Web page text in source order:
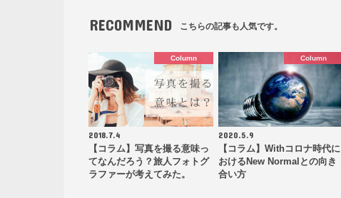
RECOMMEND こちらの記事も人気です。
Column
2018.7.4
【コラム】写真を撮る意味っ
てなんだろう？旅人フォトグ
ラファーが考えてみた。
Column
2020.5.9
【コラム】Withコロナ時代に
おけるNew Normalとの向き
合い方